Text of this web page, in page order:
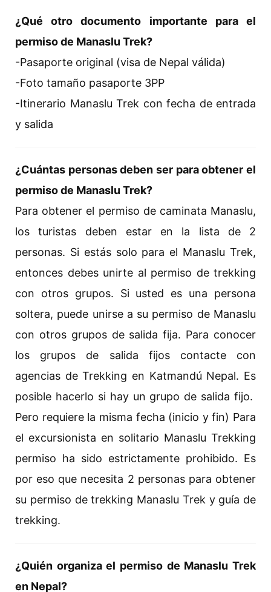
¿Qué otro documento importante para el
permiso de Manaslu Trek?
-Pasaporte original (visa de Nepal válida)
-Foto tamaño pasaporte 3PP
-Itinerario Manaslu Trek con fecha de entrada
y salida
¿Cuántas personas deben ser para obtener el
permiso de Manaslu Trek?
Para obtener el permiso de caminata Manaslu,
los turistas deben estar en la lista de 2
personas. Si estás solo para el Manaslu Trek,
entonces debes unirte al permiso de trekking
con otros grupos. Si usted es una persona
soltera, puede unirse a su permiso de Manaslu
con otros grupos de salida fija. Para conocer
los grupos de salida fijos contacte con
agencias de Trekking en Katmandú Nepal. Es
posible hacerlo si hay un grupo de salida fijo.
Pero requiere la misma fecha (inicio y fin) Para
el excursionista en solitario Manaslu Trekking
permiso ha sido estrictamente prohibido. Es
por eso que necesita 2 personas para obtener
su permiso de trekking Manaslu Trek y guía de
trekking.
¿Quién organiza el permiso de Manaslu Trek
en Nepal?